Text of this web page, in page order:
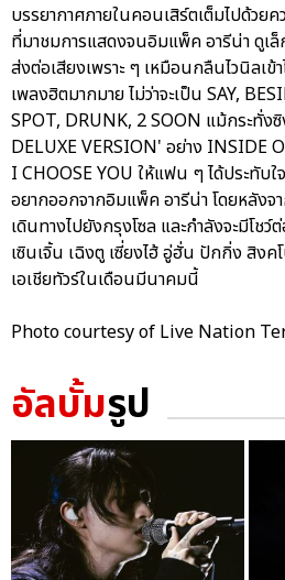
บรรยากาศภายในคอนเสิร์ตเต็มไปด้วย
ที่มาชมการแสดงจนอิมแพ็ค อารีน่า ดู
ส่งต่อเสียงเพราะ ๆ เหมือนกลืนไวนิลเ
เพลงฮิตมากมาย ไม่ว่าจะเป็น SAY,
SPOT, DRUNK, 2 SOON แม้กระทั่ง
DELUXE VERSION' อย่าง INSIDE
I CHOOSE YOU ให้แฟน ๆ ได้ประทับ
อยากออกจากอิมแพ็ค อารีน่า โดยหลังจ
เดินทางไปยังกรุงโซล และกำลังจะมีโชว์
เซินเจิ้น เฉิงตู เซี่ยงไฮ้ อู่ฮั่น ปักกิ่ง สิงค
เอเชียทัวร์ในเดือนมีนาคมนี้
Photo courtesy of Live Nation
อัลบั้มรูป